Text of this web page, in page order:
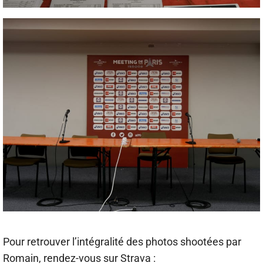
Pour retrouver l’intégralité des photos shootées par
Romain, rendez-vous sur Strava :